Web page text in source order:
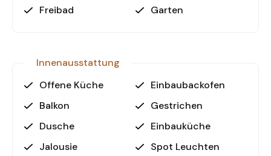
gute Vermietungschancen.
Kontaktieren Sie uns noch heute für weitere
Informationen oder zur Vereinbarung eines
Freibad
Garten
Innenausstattung
Offene Küche
Einbaubackofen
Balkon
Gestrichen
Dusche
Einbauküche
Jalousie
Spot Leuchten